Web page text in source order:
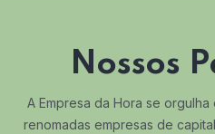
Nossos
A Empresa da Hora se
renomadas empresas de